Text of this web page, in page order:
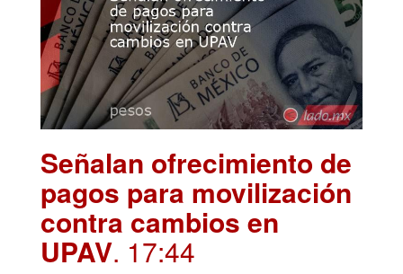
Señalan ofrecimiento de
pagos para movilización
contra cambios en
UPAV. 17:44